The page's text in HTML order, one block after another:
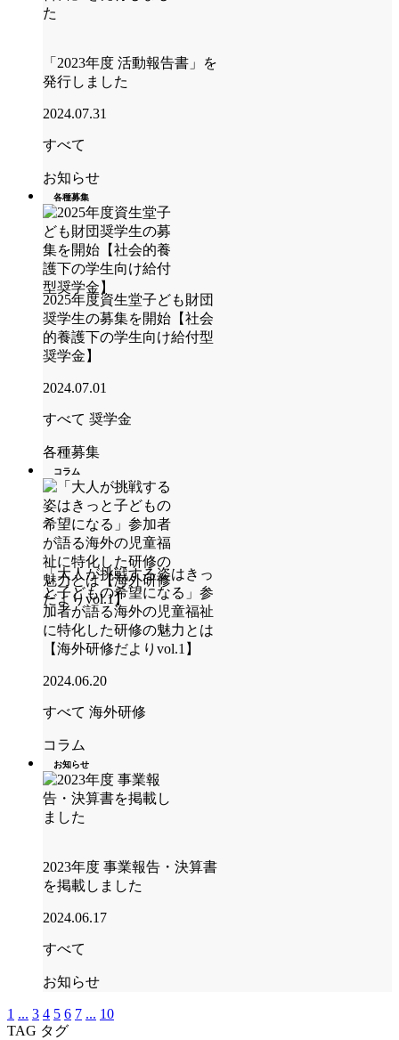
「2023年度 活動報告書」を
発行しました
2024.07.31
すべて
お知らせ
各種募集
2025年度資生堂子ども財団
奨学生の募集を開始【社会
的養護下の学生向け給付型
奨学金】
2024.07.01
すべて 奨学金
各種募集
コラム
「大人が挑戦する姿はきっ
と子どもの希望になる」参
加者が語る海外の児童福祉
に特化した研修の魅力とは
【海外研修だよりvol.1】
2024.06.20
すべて 海外研修
コラム
お知らせ
2023年度 事業報告・決算書
を掲載しました
2024.06.17
すべて
お知らせ
1 ... 3 4 5 6 7 ... 10
TAG タグ